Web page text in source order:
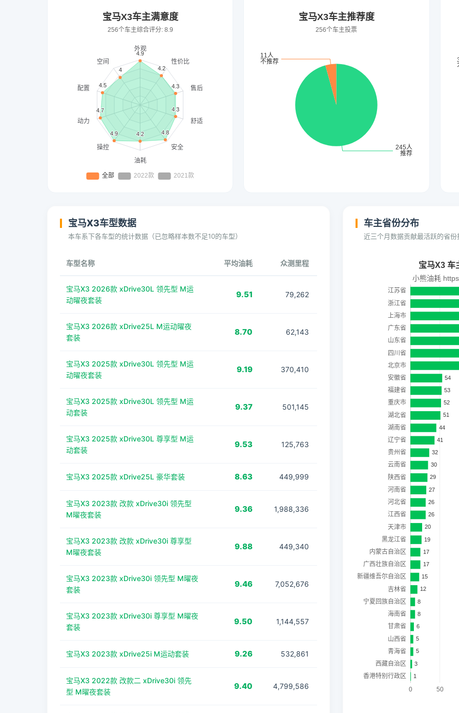
宝马X3车型数据
本车系下各车型的统计数据（已忽略样本数不足10的车型）
车型名称 平均油耗 众测里程
宝马X3 2026款 xDrive30L 领先型 M运
动曜夜套装
9.51 79,262
宝马X3 2026款 xDrive25L M运动曜夜
套装
8.70 62,143
宝马X3 2025款 xDrive30L 领先型 M运
动曜夜套装
9.19 370,410
宝马X3 2025款 xDrive30L 领先型 M运
动套装
9.37 501,145
宝马X3 2025款 xDrive30L 尊享型 M运
动套装
9.53 125,763
宝马X3 2025款 xDrive25L 豪华套装 8.63 449,999
宝马X3 2023款 改款 xDrive30i 领先型
M曜夜套装
9.36 1,988,336
宝马X3 2023款 改款 xDrive30i 尊享型
M曜夜套装
9.88 449,340
宝马X3 2023款 xDrive30i 领先型 M曜夜
套装
9.46 7,052,676
宝马X3 2023款 xDrive30i 尊享型 M曜夜
套装
9.50 1,144,557
宝马X3 2023款 xDrive25i M运动套装 9.26 532,861
宝马X3 2022款 改款二 xDrive30i 领先
型 M曜夜套装
9.40 4,799,586
车主省份分布
近三个月数据贡献最活跃的省份